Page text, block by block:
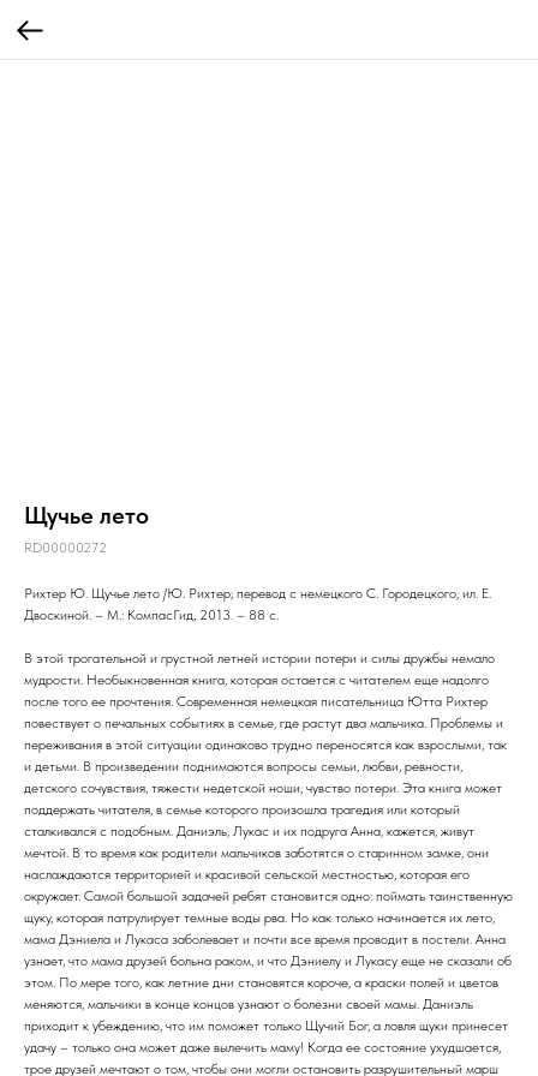
Щучье лето
RD00000272
Рихтер Ю. Щучье лето /Ю. Рихтер; перевод с немецкого С. Городецкого; ил. Е.
Двоскиной. – М.: КомпасГид, 2013. – 88 с.
В этой трогательной и грустной летней истории потери и силы дружбы немало
мудрости. Необыкновенная книга, которая остается с читателем еще надолго
после того ее прочтения. Современная немецкая писательница Ютта Рихтер
повествует о печальных событиях в семье, где растут два мальчика. Проблемы и
переживания в этой ситуации одинаково трудно переносятся как взрослыми, так
и детьми. В произведении поднимаются вопросы семьи, любви, ревности,
детского сочувствия, тяжести недетской ноши, чувство потери. Эта книга может
поддержать читателя, в семье которого произошла трагедия или который
сталкивался с подобным. Даниэль, Лукас и их подруга Анна, кажется, живут
мечтой. В то время как родители мальчиков заботятся о старинном замке, они
наслаждаются территорией и красивой сельской местностью, которая его
окружает. Самой большой задачей ребят становится одно: поймать таинственную
щуку, которая патрулирует темные воды рва. Но как только начинается их лето,
мама Дэниела и Лукаса заболевает и почти все время проводит в постели. Анна
узнает, что мама друзей больна раком, и что Дэниелу и Лукасу еще не сказали об
этом. По мере того, как летние дни становятся короче, а краски полей и цветов
меняются, мальчики в конце концов узнают о болезни своей мамы. Даниэль
приходит к убеждению, что им поможет только Щучий Бог, а ловля щуки принесет
удачу – только она может даже вылечить маму! Когда ее состояние ухудшается,
трое друзей мечтают о том, чтобы они могли остановить разрушительный марш